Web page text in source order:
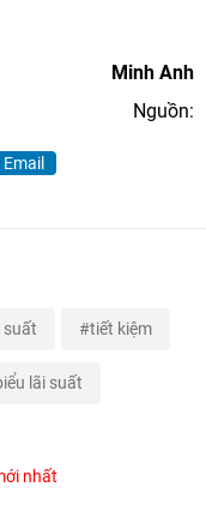
Minh Anh
Nguồn:
Email
suất tiết kiệm
lãi suất
nhất